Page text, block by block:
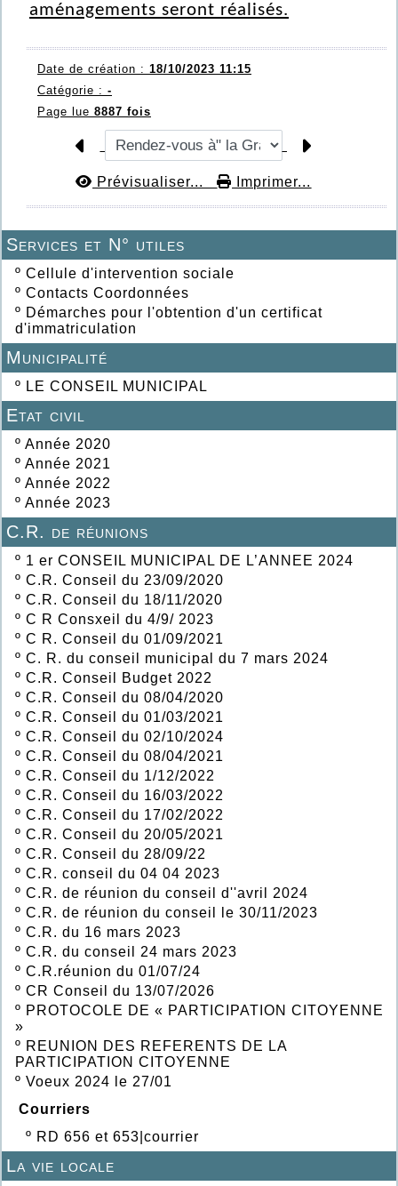
Services et N° utiles
º Cellule d'intervention sociale
º Contacts Coordonnées
º Démarches pour l'obtention d'un certificat
d'immatriculation
Municipalité
º LE CONSEIL MUNICIPAL
Etat civil
º Année 2020
º Année 2021
º Année 2022
º Année 2023
C.R. de réunions
º 1 er CONSEIL MUNICIPAL DE L’ANNEE 2024
º C.R. Conseil du 23/09/2020
º C.R. Conseil du 18/11/2020
º C R Consxeil du 4/9/ 2023
º C R. Conseil du 01/09/2021
º C. R. du conseil municipal du 7 mars 2024
º C.R. Conseil Budget 2022
º C.R. Conseil du 08/04/2020
º C.R. Conseil du 01/03/2021
º C.R. Conseil du 02/10/2024
º C.R. Conseil du 08/04/2021
º C.R. Conseil du 1/12/2022
º C.R. Conseil du 16/03/2022
º C.R. Conseil du 17/02/2022
º C.R. Conseil du 20/05/2021
º C.R. Conseil du 28/09/22
º C.R. conseil du 04 04 2023
º C.R. de réunion du conseil d''avril 2024
º C.R. de réunion du conseil le 30/11/2023
º C.R. du 16 mars 2023
º C.R. du conseil 24 mars 2023
º C.R.réunion du 01/07/24
º CR Conseil du 13/07/2026
º PROTOCOLE DE « PARTICIPATION CITOYENNE
»
º REUNION DES REFERENTS DE LA
PARTICIPATION CITOYENNE
º Voeux 2024 le 27/01
Courriers
º RD 656 et 653|courrier
La vie locale
aménagements seront réalisés.
Date de création : 18/10/2023 11:15
Catégorie : -
Page lue 8887 fois
Prévisualiser... Imprimer...